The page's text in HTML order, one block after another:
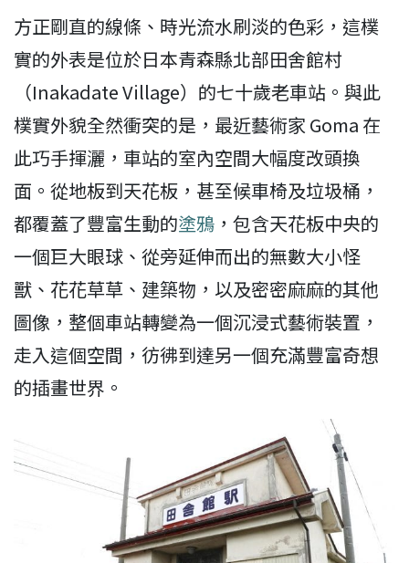
方正剛直的線條、時光流水刷淡的色彩，這樸
實的外表是位於日本青森縣北部田舍館村
（Inakadate Village）的七十歲老車站。與此
樸實外貌全然衝突的是，最近藝術家 Goma 在
此巧手揮灑，車站的室內空間大幅度改頭換
面。從地板到天花板，甚至候車椅及垃圾桶，
都覆蓋了豐富生動的塗鴉 ，包含天花板中央的
一個巨大眼球、從旁延伸而出的無數大小怪
獸、花花草草、建築物，以及密密麻麻的其他
圖像，整個車站轉變為一個沉浸式藝術裝置，
走入這個空間，彷彿到達另一個充滿豐富奇想
的插畫世界。